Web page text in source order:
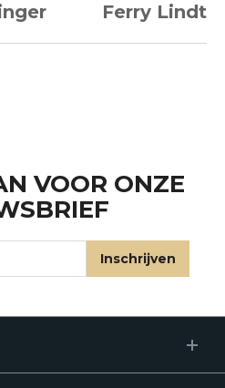
Ferry Lindt
VOOR ONZE
Inschrijven